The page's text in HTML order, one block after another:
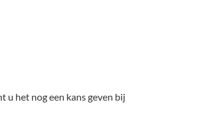
u het nog een kans geven bij